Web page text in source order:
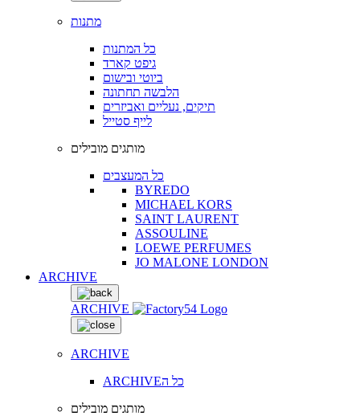
מתנות
כל המתנות
גיפט קארד
ביוטי ובישום
הלבשה תחתונה
תיקים, נעליים ואביזרים
לייף סטייל
מותגים מובילים
כל המעצבים
BYREDO
MICHAEL KORS
SAINT LAURENT
ASSOULINE
LOEWE PERFUMES
JO MALONE LONDON
ARCHIVE
ARCHIVE
ARCHIVE
ARCHIVEכל ה
מותגים מובילים